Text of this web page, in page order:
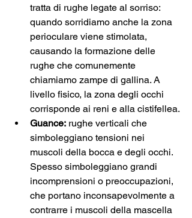
tratta di rughe legate al sorriso:
quando sorridiamo anche la zona
perioculare viene stimolata,
causando la formazione delle
rughe che comunemente
chiamiamo zampe di gallina. A
livello fisico, la zona degli occhi
corrisponde ai reni e alla cistifellea.
Guance: rughe verticali che
simboleggiano tensioni nei
muscoli della bocca e degli occhi.
Spesso simboleggiano grandi
incomprensioni o preoccupazioni,
che portano inconsapevolmente a
contrarre i muscoli della mascella